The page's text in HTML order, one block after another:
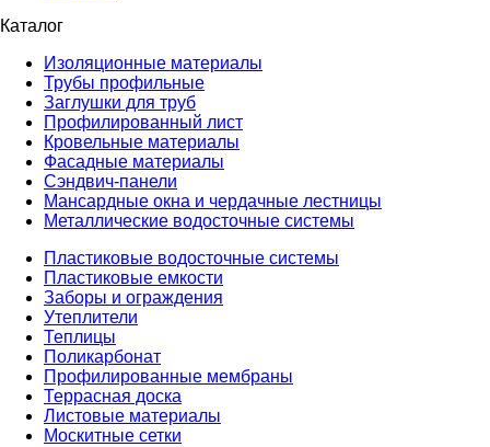
Каталог
Изоляционные материалы
Трубы профильные
Заглушки для труб
Профилированный лист
Кровельные материалы
Фасадные материалы
Сэндвич-панели
Мансардные окна и чердачные лестницы
Металлические водосточные системы
Пластиковые водосточные системы
Пластиковые емкости
Заборы и ограждения
Утеплители
Теплицы
Поликарбонат
Профилированные мембраны
Террасная доска
Листовые материалы
Москитные сетки